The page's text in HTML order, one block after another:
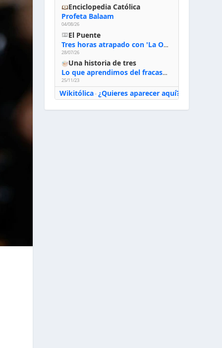
Enciclopedia Católica
Profeta Balaam
04/08/26
El Puente
Tres horas atrapado con 'La Odisea' de Nolan
28/07/26
Una historia de tres
Lo que aprendimos del fracaso al emprender
25/11/23
Wikitólica· ¿Quieres aparecer aquí?